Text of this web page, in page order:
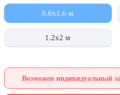
8 сентября, День танкиста (второе
воскресенье сентября)
пожилых людей
25 октября, День Таможенника
0.6x1.6 м
1.2x2 м
Возможен индивидуальный